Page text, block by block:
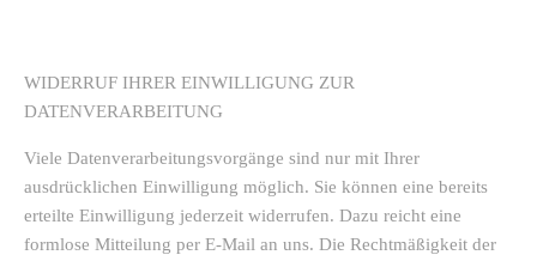
WIDERRUF IHRER EINWILLIGUNG ZUR
DATENVERARBEITUNG
Viele Datenverarbeitungsvorgänge sind nur mit Ihrer
ausdrücklichen Einwilligung möglich. Sie können eine bereits
erteilte Einwilligung jederzeit widerrufen. Dazu reicht eine
formlose Mitteilung per E-Mail an uns. Die Rechtmäßigkeit der